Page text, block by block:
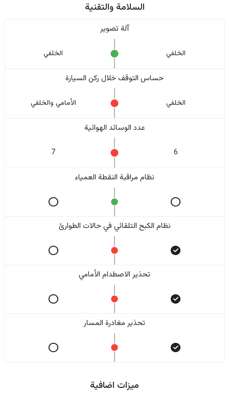
السلامة والتقنية
آلة تصوير
الخلفي الخلفي
حساس التوقف خلال ركن السيارة
الخلفي الأمامي والخلفي
عدد الوسائد الهوائية
6
7
نظام مراقبة النقطة العمياء
نظام الكبح التلقائي في حالات الطوارئ
تحذير الاصطدام الأمامي
تحذير مغادرة المسار
ميزات اضافية